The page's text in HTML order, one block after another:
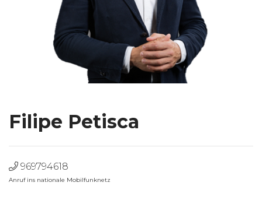
Filipe Petisca
969794618
Anruf ins nationale Mobilfunknetz